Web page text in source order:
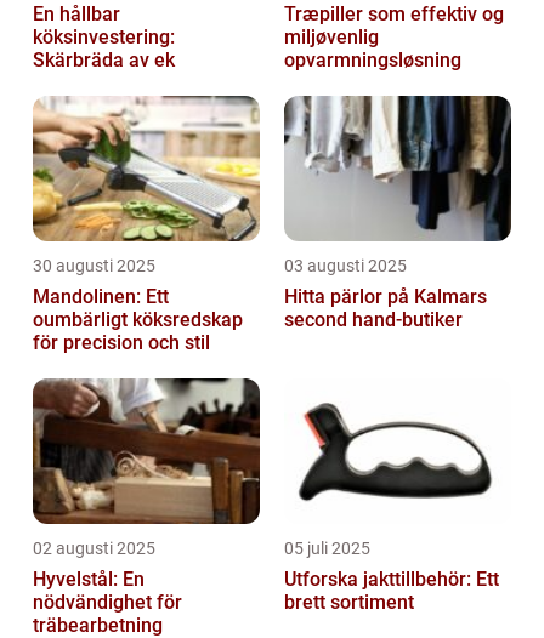
En hållbar
köksinvestering:
Skärbräda av ek
Træpiller som effektiv og
miljøvenlig
opvarmningsløsning
30 augusti 2025
Mandolinen: Ett
oumbärligt köksredskap
för precision och stil
03 augusti 2025
Hitta pärlor på Kalmars
second hand-butiker
02 augusti 2025
Hyvelstål: En
nödvändighet för
träbearbetning
05 juli 2025
Utforska jakttillbehör: Ett
brett sortiment